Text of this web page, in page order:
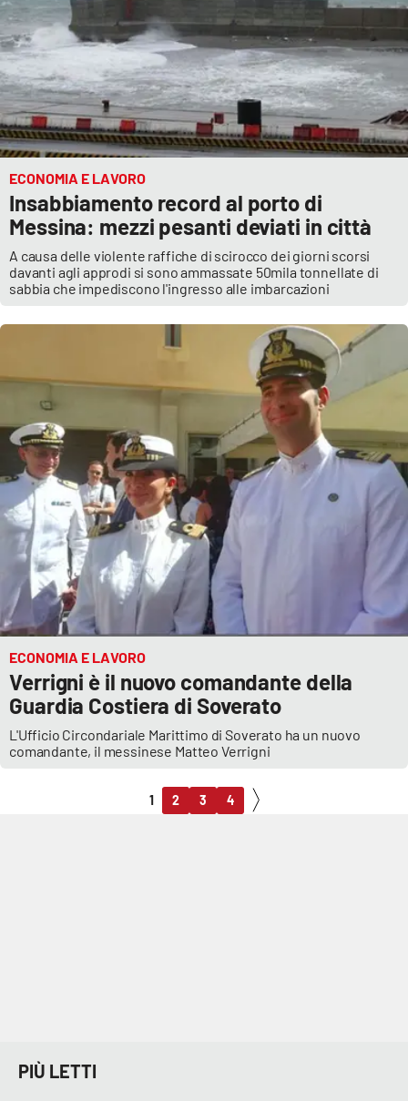
ECONOMIA E LAVORO
Insabbiamento record al porto di
Messina: mezzi pesanti deviati in città
A causa delle violente raffiche di scirocco dei giorni scorsi
davanti agli approdi si sono ammassate 50mila tonnellate di
sabbia che impediscono l'ingresso alle imbarcazioni
ECONOMIA E LAVORO
Verrigni è il nuovo comandante della
Guardia Costiera di Soverato
L'Ufficio Circondariale Marittimo di Soverato ha un nuovo
comandante, il messinese Matteo Verrigni
1 2 3 4
PIÙ LETTI